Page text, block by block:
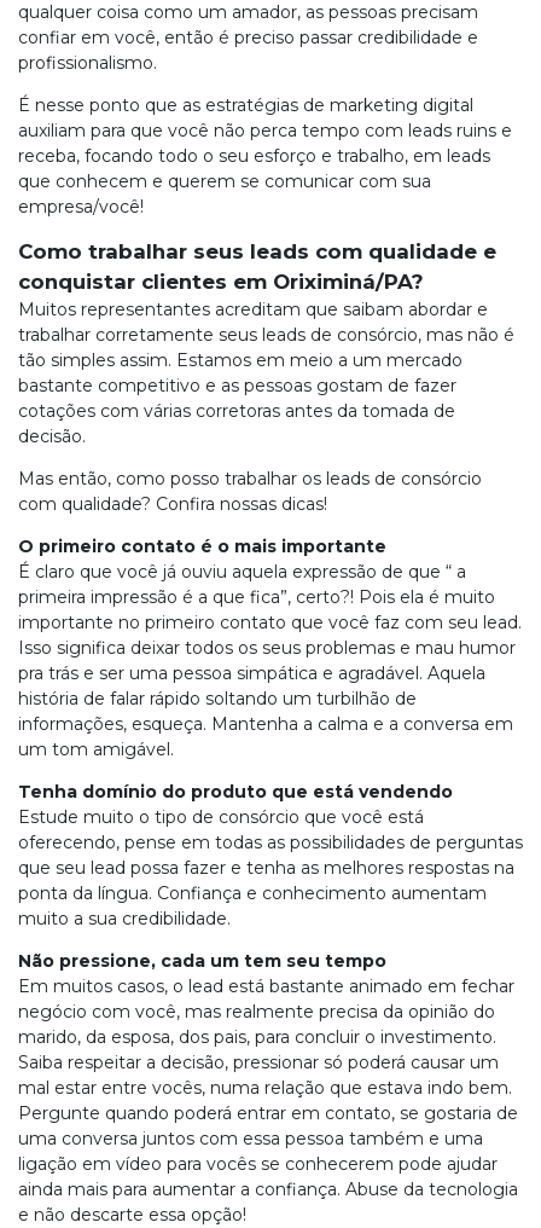
qualquer coisa como um amador, as pessoas precisam
confiar em você, então é preciso passar credibilidade e
profissionalismo.
É nesse ponto que as estratégias de marketing digital
auxiliam para que você não perca tempo com leads ruins e
receba, focando todo o seu esforço e trabalho, em leads
que conhecem e querem se comunicar com sua
empresa/você!
Como trabalhar seus leads com qualidade e
conquistar clientes em Oriximiná/PA?
Muitos representantes acreditam que saibam abordar e
trabalhar corretamente seus leads de consórcio, mas não é
tão simples assim. Estamos em meio a um mercado
bastante competitivo e as pessoas gostam de fazer
cotações com várias corretoras antes da tomada de
decisão.
Mas então, como posso trabalhar os leads de consórcio
com qualidade? Confira nossas dicas!
O primeiro contato é o mais importante
É claro que você já ouviu aquela expressão de que “ a
primeira impressão é a que fica”, certo?! Pois ela é muito
importante no primeiro contato que você faz com seu lead.
Isso significa deixar todos os seus problemas e mau humor
pra trás e ser uma pessoa simpática e agradável. Aquela
história de falar rápido soltando um turbilhão de
informações, esqueça. Mantenha a calma e a conversa em
um tom amigável.
Tenha domínio do produto que está vendendo
Estude muito o tipo de consórcio que você está
oferecendo, pense em todas as possibilidades de perguntas
que seu lead possa fazer e tenha as melhores respostas na
ponta da língua. Confiança e conhecimento aumentam
muito a sua credibilidade.
Não pressione, cada um tem seu tempo
Em muitos casos, o lead está bastante animado em fechar
negócio com você, mas realmente precisa da opinião do
marido, da esposa, dos pais, para concluir o investimento.
Saiba respeitar a decisão, pressionar só poderá causar um
mal estar entre vocês, numa relação que estava indo bem.
Pergunte quando poderá entrar em contato, se gostaria de
uma conversa juntos com essa pessoa também e uma
ligação em vídeo para vocês se conhecerem pode ajudar
ainda mais para aumentar a confiança. Abuse da tecnologia
e não descarte essa opção!